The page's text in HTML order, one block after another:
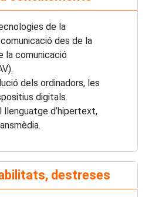
de la
des de la
la comunicació
dels ordinadors, les
digitals.
llenguatge d’hipertext,
destreses